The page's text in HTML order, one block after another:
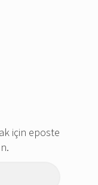
için eposte